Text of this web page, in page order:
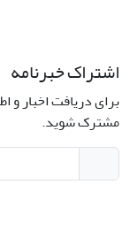
اشتراک خبرنامه
برای دریافت اخبار و
مشترک شوید.